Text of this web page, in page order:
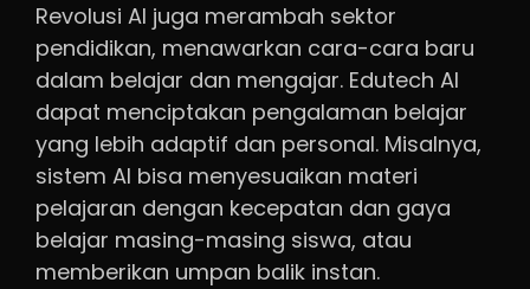
Revolusi AI juga merambah sektor
pendidikan, menawarkan cara-cara baru
dalam belajar dan mengajar. Edutech AI
dapat menciptakan pengalaman belajar
yang lebih adaptif dan personal. Misalnya,
sistem AI bisa menyesuaikan materi
pelajaran dengan kecepatan dan gaya
belajar masing-masing siswa, atau
memberikan umpan balik instan.